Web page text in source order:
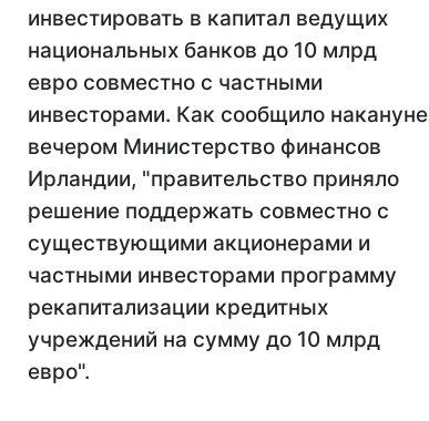
инвестировать в капитал ведущих
национальных банков до 10 млрд
евро совместно с частными
инвесторами. Как сообщило накануне
вечером Министерство финансов
Ирландии, "правительство приняло
решение поддержать совместно с
существующими акционерами и
частными инвесторами программу
рекапитализации кредитных
учреждений на сумму до 10 млрд
евро".